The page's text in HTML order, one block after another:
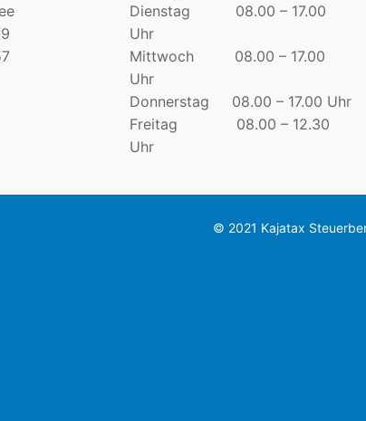
Dienstag 08.00 – 17.00
Uhr
Mittwoch 08.00 – 17.00
Uhr
Donnerstag 08.00 – 17.00 Uhr
Freitag 08.00 – 12.30
Uhr
© 2021 Kajatax